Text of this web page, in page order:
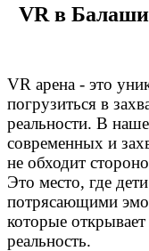
VR в
VR арена - это
погрузиться в
реальности. В
современных и
не обходит
Это место, где
потрясающими
которые
реальность.